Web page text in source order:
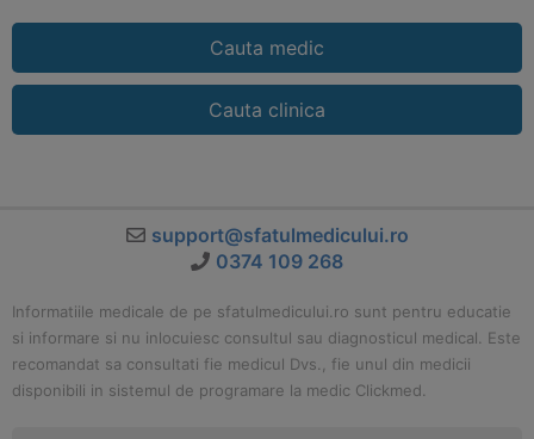
Cauta medic
Cauta clinica
support@sfatulmedicului.ro
0374 109 268
Informatiile medicale de pe sfatulmedicului.ro sunt pentru educatie
si informare si nu inlocuiesc consultul sau diagnosticul medical. Este
recomandat sa consultati fie medicul Dvs., fie unul din medicii
disponibili in sistemul de programare la medic Clickmed.